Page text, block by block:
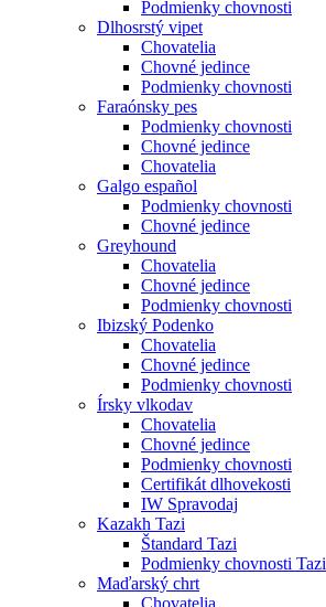
Podmienky chovnosti
Dlhosrstý vipet
Chovatelia
Chovné jedince
Podmienky chovnosti
Faraónsky pes
Podmienky chovnosti
Chovné jedince
Chovatelia
Galgo español
Podmienky chovnosti
Chovné jedince
Greyhound
Chovatelia
Chovné jedince
Podmienky chovnosti
Ibizský Podenko
Chovatelia
Chovné jedince
Podmienky chovnosti
Írsky vlkodav
Chovatelia
Chovné jedince
Podmienky chovnosti
Certifikát dlhovekosti
IW Spravodaj
Kazakh Tazi
Štandard Tazi
Podmienky chovnosti Tazi
Maďarský chrt
Chovatelia